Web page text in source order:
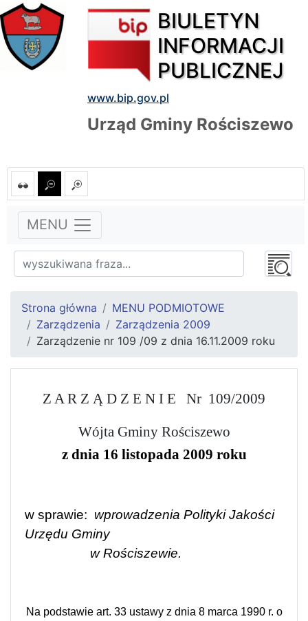
BIULETYN
INFORMACJI
PUBLICZNEJ
www.bip.gov.pl
Urząd Gminy Rościszewo
MENU
Strona główna
MENU PODMIOTOWE
Zarządzenia
Zarządzenia 2009
Zarządzenie nr 109 /09 z dnia 16.11.2009 roku
Z A R Z Ą D Z E N I E Nr 109/2009
Wójta Gminy Rościszewo
z dnia 16 listopada 2009 roku
w sprawie: wprowadzenia Polityki Jakości
Urzędu Gminy
w Rościszewie.
Na podstawie art. 33 ustawy z dnia 8 marca 1990 r. o